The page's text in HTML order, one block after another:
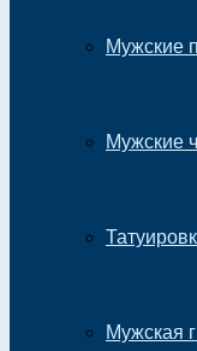
Мужские
Мужские
Мужская